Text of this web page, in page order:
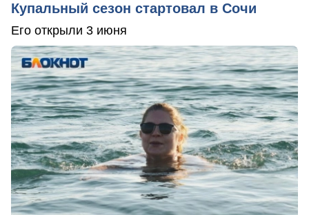
Купальный сезон стартовал в Сочи
Его открыли 3 июня